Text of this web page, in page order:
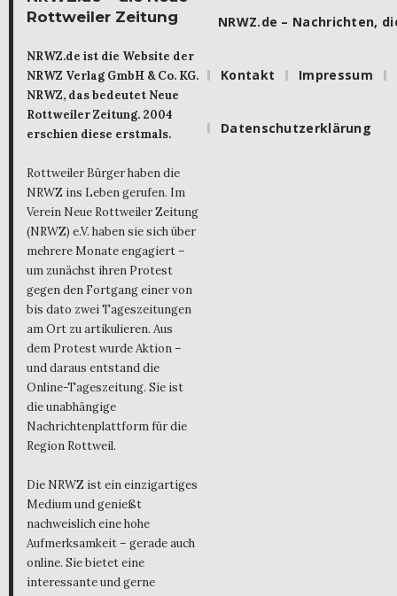
Rottweiler Zeitung
NRWZ.de ist die Website der
NRWZ Verlag GmbH & Co. KG.
NRWZ, das bedeutet Neue
Rottweiler Zeitung. 2004
erschien diese erstmals.
Rottweiler Bürger haben die
NRWZ ins Leben gerufen. Im
Verein Neue Rottweiler Zeitung
(NRWZ) e.V. haben sie sich über
mehrere Monate engagiert –
um zunächst ihren Protest
gegen den Fortgang einer von
bis dato zwei Tageszeitungen
am Ort zu artikulieren. Aus
dem Protest wurde Aktion –
und daraus entstand die
Online-Tageszeitung. Sie ist
die unabhängige
Nachrichtenplattform für die
Region Rottweil.
Die NRWZ ist ein einzigartiges
Medium und genießt
nachweislich eine hohe
Aufmerksamkeit – gerade auch
online. Sie bietet eine
interessante und gerne
NRWZ.de – Nachrichten,
Kontakt Impressum
Datenschutzerklärung